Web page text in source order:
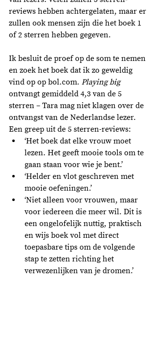
reviews hebben achtergelaten, maar er
zullen ook mensen zijn die het boek 1
of 2 sterren hebben gegeven.
Ik besluit de proef op de som te nemen
en zoek het boek dat ik zo geweldig
vind op op bol.com. Playing big
ontvangt gemiddeld 4,3 van de 5
sterren – Tara mag niet klagen over de
ontvangst van de Nederlandse lezer.
Een greep uit de 5 sterren-reviews:
‘Het boek dat elke vrouw moet
lezen. Het geeft mooie tools om te
gaan staan voor wie je bent.’
‘Helder en vlot geschreven met
mooie oefeningen.’
‘Niet alleen voor vrouwen, maar
voor iedereen die meer wil. Dit is
een ongelofelijk nuttig, praktisch
en wijs boek vol met direct
toepasbare tips om de volgende
stap te zetten richting het
verwezenlijken van je dromen.’